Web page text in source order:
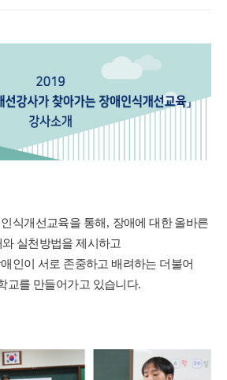
식개선교육을 통해 , 장애에 대한 올바른
와 실천방법을 제시하고
인이 서로 존중하고 배려하는 더불어
교를 만들어가고 있습니다.